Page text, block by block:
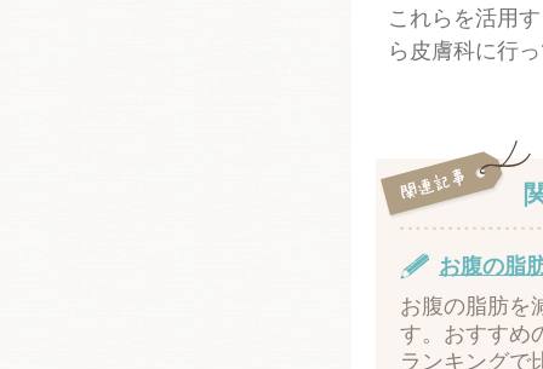
これらを活用
ら皮膚科に行
お腹の脂
お腹の脂肪を
す。おすすめ
ランキングで